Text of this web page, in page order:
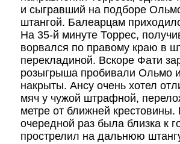
и сыгравший на подборе
штангой. Балеарцам
На 35-й минуте Торрес,
ворвался по правому краю в
перекладиной. Вскоре Фати
розыгрыша пробивали Ольмо
накрыты. Ансу очень хотел
мяч у чужой штрафной,
метре от ближней
очередной раз была близка к
прострелил на дальнюю